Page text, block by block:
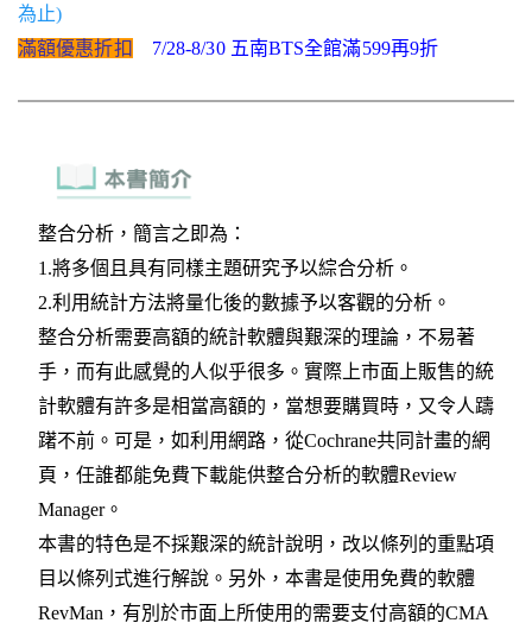
為止)
滿額優惠折扣
7/28-8/30 五南BTS全館滿599再9折